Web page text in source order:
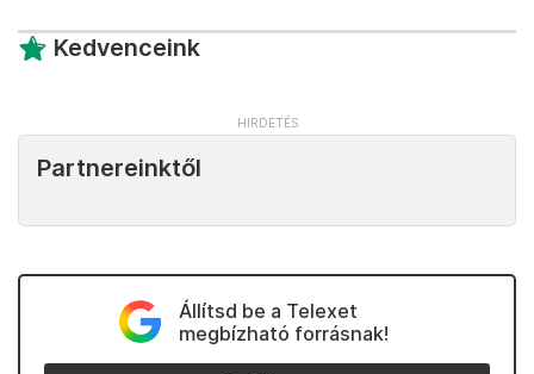
Kedvenceink
Partnereinktől
Állítsd be a Telexet
megbízható forrásnak!